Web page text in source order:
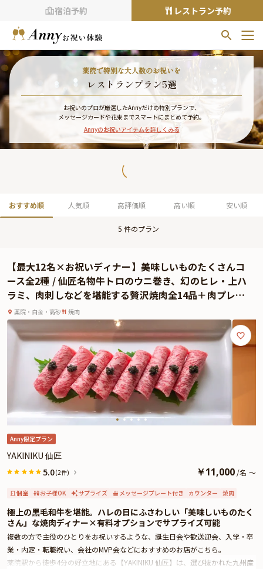
宿泊予約 レストラン予約
お気に入りプラン
お気に入りの登録がありません
プランの をクリックすることで
お気に入りに追加できます。
閲覧履歴
閲覧履歴はありません
過去に見たお店が最大10件まで表示されます。
TOP
よくあるご質問
お問い合わせ
薬院で特別な大人数のお祝いを
レストランプラン5選
お祝いのプロが厳選したAnnyだけの特別プランで、
メッセージカードや花束までスマートにまとめて予約。
Annyのお祝いアイテムを詳しくみる
おすすめ順 人気順 高評価順 高い順 安い順
5 件のプラン
【最大12名×お祝いディナー】美味しいものたくさんコ
ース全2種 / 仙匠名物牛トロのウニ巻き、幻のヒレ・上ハ
ラミ、肉刺しなどを堪能する贅沢焼肉全14品＋肉プレー
ト★福岡・白金の名店でとっておきの時間を
薬院・白金・高砂 焼肉
Anny限定プラン
YAKINIKU 仙匠
5.0(2件) ￥11,000 /名 ～
個室 お子様OK サプライズ メッセージプレート付き カウンター 焼肉
極上の黒毛和牛を堪能。ハレの日にふさわしい「美味しいものたく
さん」な焼肉ディナー×有料オプションでサプライズ可能
複数の方で主役のひとりをお祝いするような、誕生日会や歓送迎会、入学・卒
業・内定・転職祝い、会社のMVP会などにおすすめのお店がこちら。
薬院駅から徒歩4分の好立地にある【YAKINIKU 仙匠】は、選び抜かれた九州産